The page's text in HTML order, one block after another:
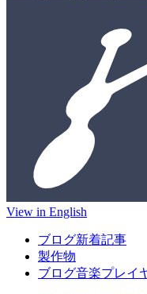
View in English
ブログ新着記事
製作物
ブログ音楽プレイ